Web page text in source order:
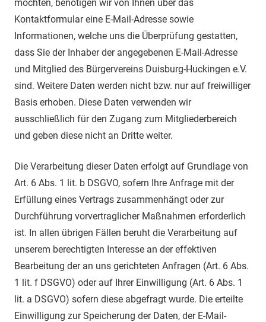
möchten, benötigen wir von Ihnen über das
Kontaktformular eine E-Mail-Adresse sowie
Informationen, welche uns die Überprüfung gestatten,
dass Sie der Inhaber der angegebenen E-Mail-Adresse
und Mitglied des Bürgervereins Duisburg-Huckingen e.V.
sind. Weitere Daten werden nicht bzw. nur auf freiwilliger
Basis erhoben. Diese Daten verwenden wir
ausschließlich für den Zugang zum Mitgliederbereich
und geben diese nicht an Dritte weiter.
Die Verarbeitung dieser Daten erfolgt auf Grundlage von
Art. 6 Abs. 1 lit. b DSGVO, sofern Ihre Anfrage mit der
Erfüllung eines Vertrags zusammenhängt oder zur
Durchführung vorvertraglicher Maßnahmen erforderlich
ist. In allen übrigen Fällen beruht die Verarbeitung auf
unserem berechtigten Interesse an der effektiven
Bearbeitung der an uns gerichteten Anfragen (Art. 6 Abs.
1 lit. f DSGVO) oder auf Ihrer Einwilligung (Art. 6 Abs. 1
lit. a DSGVO) sofern diese abgefragt wurde. Die erteilte
Einwilligung zur Speicherung der Daten, der E-Mail-